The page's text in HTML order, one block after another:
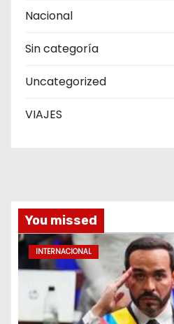
Nacional
Sin categoría
Uncategorized
VIAJES
You missed
INTERNACIONAL